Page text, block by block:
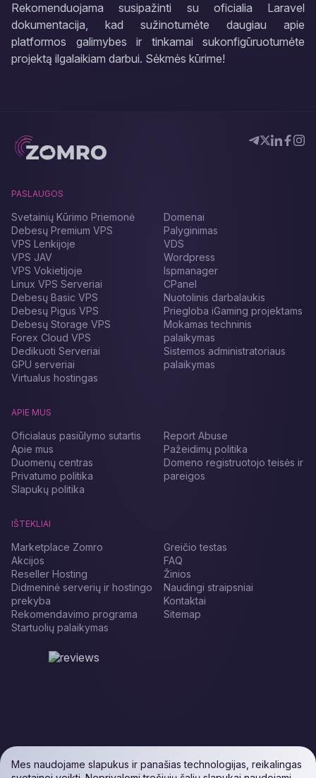
Rekomenduojama susipažinti su oficialia Laravel
dokumentacija, kad sužinotumėte daugiau apie
platformos galimybes ir tinkamai sukonfigūruotumėte
projektą ilgalaikiam darbui. Sėkmės kūrime!
PASLAUGOS
Svetainių Kūrimo Priemonė
Debesų Premium VPS
VPS Lenkijoje
VPS JAV
VPS Vokietijoje
Linux VPS Serveriai
Debesų Basic VPS
Debesų Pigus VPS
Debesų Storage VPS
Forex Cloud VPS
Dedikuoti Serveriai
GPU serveriai
Virtualus hostingas
Domenai
Palyginimas
VDS
Wordpress
Ispmanager
CPanel
Nuotolinis darbalaukis
Priegloba iGaming projektams
Mokamas techninis
palaikymas
Sistemos administratoriaus
palaikymas
APIE MUS
Oficialaus pasiūlymo sutartis
Apie mus
Duomenų centras
Privatumo politika
Slapukų politika
Report Abuse
Pažeidimų politika
Domeno registruotojo teisės ir
pareigos
IŠTEKLIAI
Marketplace Zomro
Akcijos
Reseller Hosting
Didmeninė serverių ir hostingo
prekyba
Rekomendavimo programa
Startuolių palaikymas
Greičio testas
FAQ
Žinios
Naudingi straipsniai
Kontaktai
Sitemap
Mes naudojame slapukus ir panašias technologijas, reikalingas